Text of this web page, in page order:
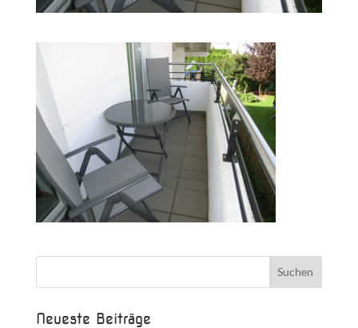
Neueste Beiträge